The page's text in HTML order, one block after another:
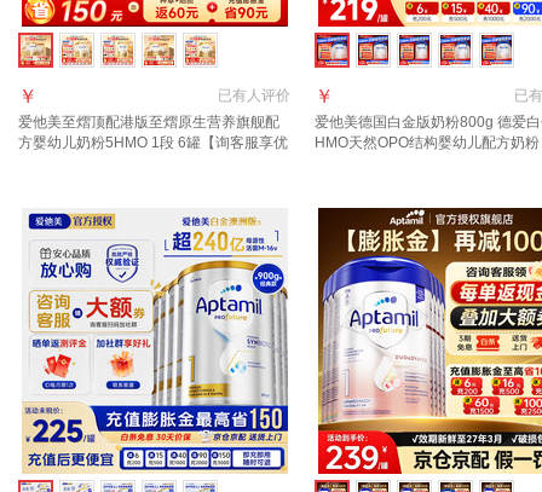
已有人评价
￥
爱他美至熠顶配港版至熠原生营养旗舰配
方婴幼儿奶粉5HMO 1段 6罐【询客服享优
已有
￥
爱他美德国白金版奶粉800g 德爱
HMO天然OPO结构婴幼儿配方奶